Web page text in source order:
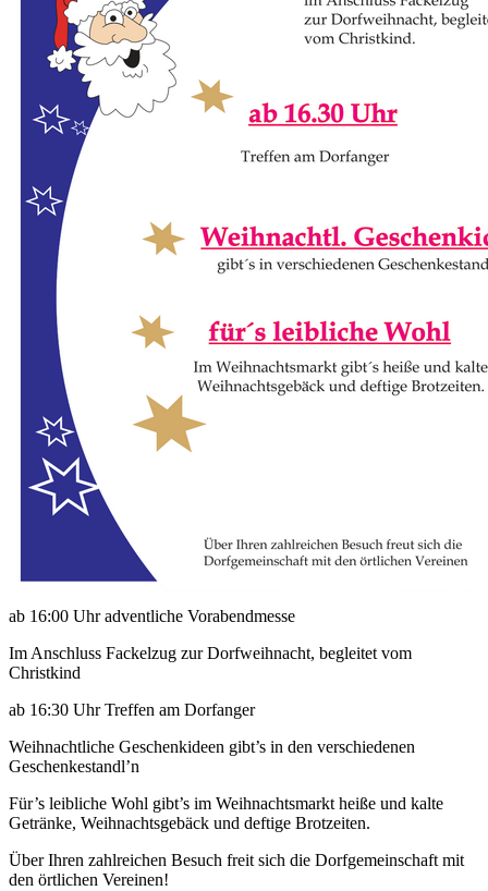
ab 16:00 Uhr adventliche Vorabendmesse
Im Anschluss Fackelzug zur Dorfweihnacht, begleitet vom
Christkind
ab 16:30 Uhr Treffen am Dorfanger
Weihnachtliche Geschenkideen gibt’s in den verschiedenen
Geschenkestandl’n
Für’s leibliche Wohl gibt’s im Weihnachtsmarkt heiße und kalte
Getränke, Weihnachtsgebäck und deftige Brotzeiten.
Über Ihren zahlreichen Besuch freit sich die Dorfgemeinschaft mit
den örtlichen Vereinen!